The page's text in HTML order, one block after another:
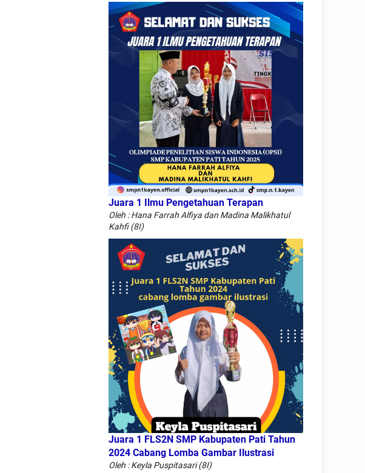
Juara 1 Ilmu Pengetahuan Terapan
Oleh : Hana Farrah Alfiya dan Madina Malikhatul
Kahfi (8I)
Juara 1 FLS2N SMP Kabupaten Pati Tahun
2024 Cabang Lomba Gambar Ilustrasi
Oleh : Keyla Puspitasari (8I)